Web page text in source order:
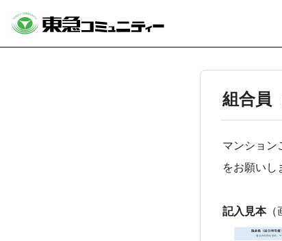
組合員
マンション
をお願いし
記入見本（